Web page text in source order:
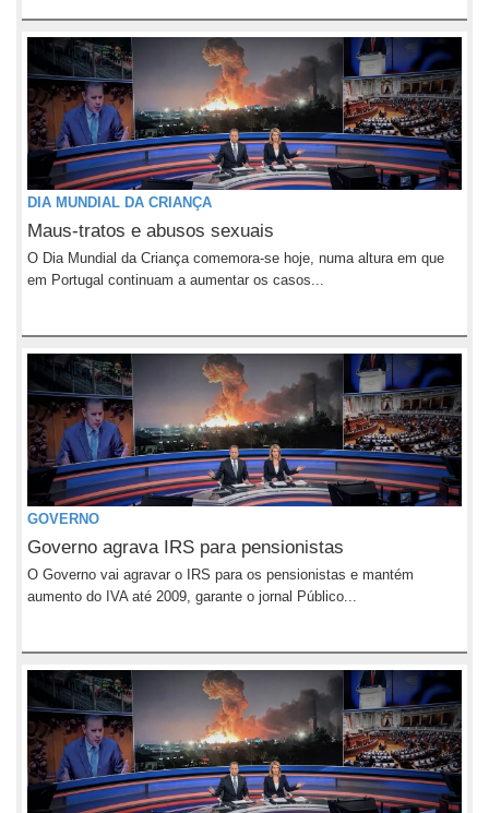
DIA MUNDIAL DA CRIANÇA
Maus-tratos e abusos sexuais
O Dia Mundial da Criança comemora-se hoje, numa altura em que
em Portugal continuam a aumentar os casos...
GOVERNO
Governo agrava IRS para pensionistas
O Governo vai agravar o IRS para os pensionistas e mantém
aumento do IVA até 2009, garante o jornal Público...